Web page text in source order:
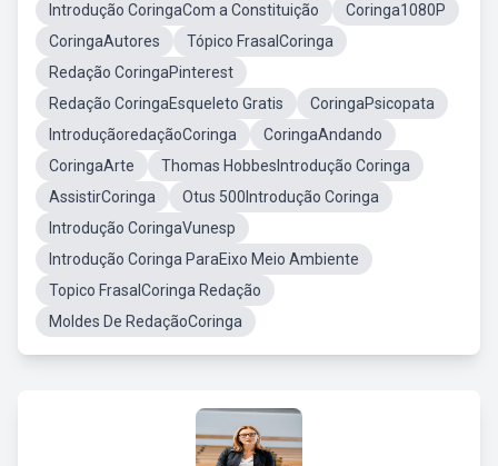
Introdução CoringaCom a Constituição
Coringa1080P
CoringaAutores
Tópico FrasalCoringa
Redação CoringaPinterest
Redação CoringaEsqueleto Gratis
CoringaPsicopata
IntroduçãoredaçãoCoringa
CoringaAndando
CoringaArte
Thomas HobbesIntrodução Coringa
AssistirCoringa
Otus 500Introdução Coringa
Introdução CoringaVunesp
Introdução Coringa ParaEixo Meio Ambiente
Topico FrasalCoringa Redação
Moldes De RedaçãoCoringa